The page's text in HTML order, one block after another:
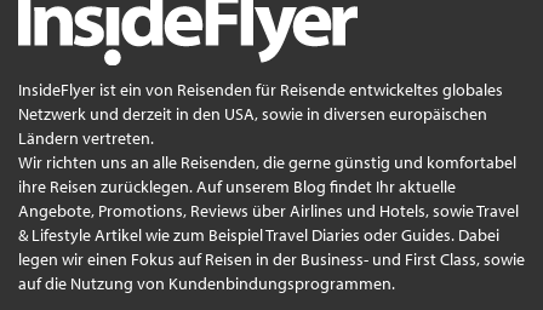
InsideFlyer ist ein von Reisenden für Reisende entwickeltes globales
Netzwerk und derzeit in den USA, sowie in diversen europäischen
Ländern vertreten.
Wir richten uns an alle Reisenden, die gerne günstig und komfortabel
ihre Reisen zurücklegen. Auf unserem Blog findet Ihr aktuelle
Angebote, Promotions, Reviews über Airlines und Hotels, sowie Travel
& Lifestyle Artikel wie zum Beispiel Travel Diaries oder Guides. Dabei
legen wir einen Fokus auf Reisen in der Business- und First Class, sowie
auf die Nutzung von Kundenbindungsprogrammen.